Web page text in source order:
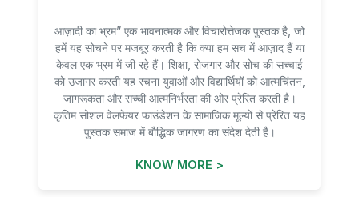
आज़ादी का भ्रम” एक भावनात्मक और विचारोत्तेजक पुस्तक है, जो
हमें यह सोचने पर मजबूर करती है कि क्या हम सच में आज़ाद हैं या
केवल एक भ्रम में जी रहे हैं। शिक्षा, रोजगार और सोच की सच्चाई
को उजागर करती यह रचना युवाओं और विद्यार्थियों को आत्मचिंतन,
जागरूकता और सच्ची आत्मनिर्भरता की ओर प्रेरित करती है।
कृतिम सोशल वेलफेयर फाउंडेशन के सामाजिक मूल्यों से प्रेरित यह
पुस्तक समाज में बौद्धिक जागरण का संदेश देती है।
KNOW MORE >